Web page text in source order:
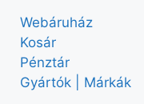
Webáruház
Kosár
Pénztár
Gyártók | Márkák